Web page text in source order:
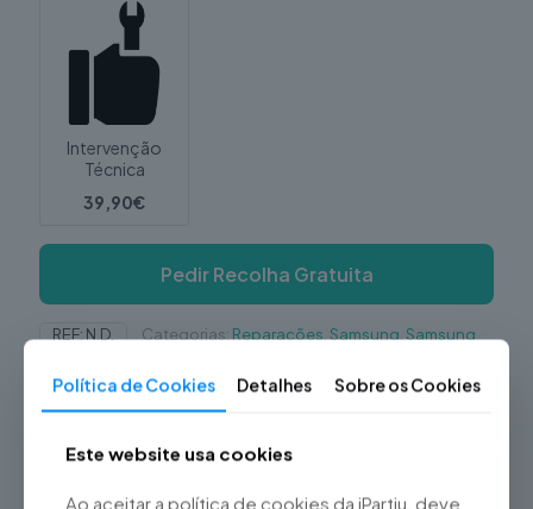
Intervenção
Técnica
39,90€
Pedir Recolha Gratuita
REF: N.D. Categorias: Reparações Samsung Samsung
Política de Cookies Detalhes Sobre os Cookies
Este website usa cookies
Ao aceitar a política de cookies da iPartiu, deve